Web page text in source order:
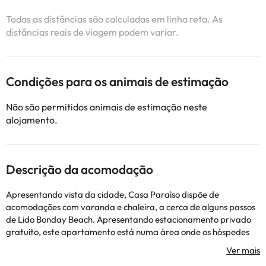
Todas as distâncias são calculadas em linha reta. As
distâncias reais de viagem podem variar.
Condições para os animais de estimação
Não são permitidos animais de estimação neste
alojamento.
Descrição da acomodação
Apresentando vista da cidade, Casa Paraìso dispõe de
acomodações com varanda e chaleira, a cerca de alguns passos
de Lido Bonday Beach. Apresentando estacionamento privado
gratuito, este apartamento está numa área onde os hóspedes
podem desfrutar de atividades como pesca e mergulho com